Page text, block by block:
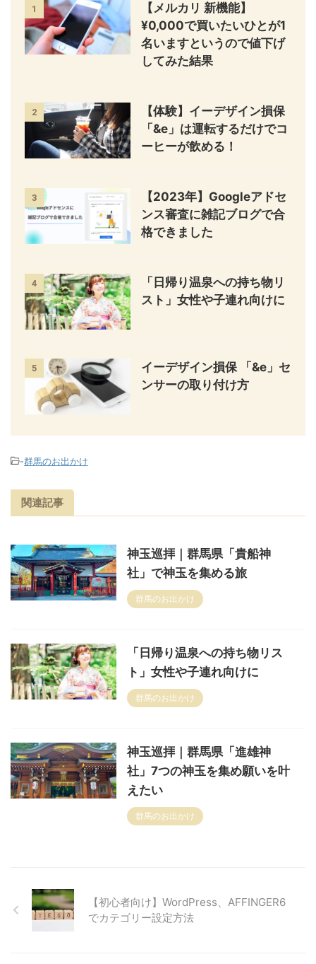
1
【メルカリ 新機能】
¥0,000で買いたいひとが1
名いますというので値下げ
してみた結果
2
【体験】イーデザイン損保
「&e」は運転するだけでコ
ーヒーが飲める！
3
【2023年】Googleアドセ
ンス審査に雑記ブログで合
格できました
4
「日帰り温泉への持ち物リ
スト」女性や子連れ向けに
5
イーデザイン損保 「&e」セ
ンサーの取り付け方
-群馬のお出かけ
関連記事
神玉巡拝｜群馬県「貴船神
社」で神玉を集める旅
群馬のお出かけ
「日帰り温泉への持ち物リス
ト」女性や子連れ向けに
群馬のお出かけ
神玉巡拝｜群馬県「進雄神
社」7つの神玉を集め願いを叶
えたい
群馬のお出かけ
【初心者向け】WordPress、AFFINGER6
でカテゴリー設定方法